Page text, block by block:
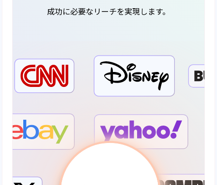
成功に必要なリーチを実現します。